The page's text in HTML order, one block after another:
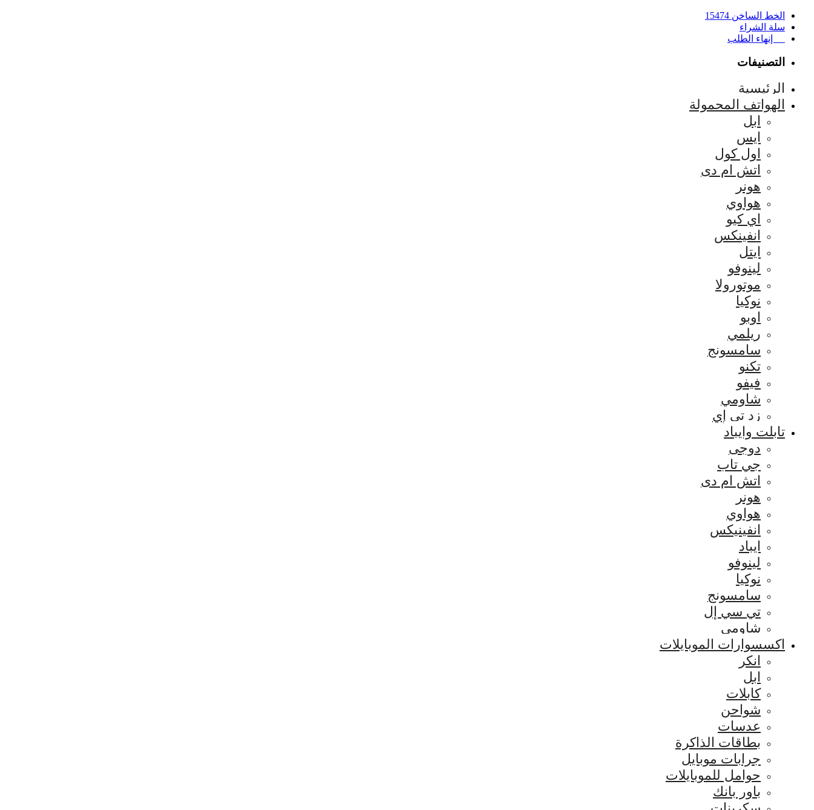
الخط الساخن 15474
سلة الشراء
إنهاء الطلب
التصنيفات
الرئيسية
الهواتف المحمولة
ابل
ايس
اول كول
اتش ام دى
هونر
هواوي
اي كيو
انفينكس
ايتل
لينوفو
موتورولا
نوكيا
اوبو
ريلمي
سامسونج
تكنو
فيفو
شاومي
زد تي إي
تابلت وايباد
دوجى
جي تاب
اتش ام دى
هونر
هواوي
انفينيكس
ايباد
لينوفو
نوكيا
سامسونج
تي سي إل
شاومي
اكسسوارات الموبايلات
انكر
ابل
كابلات
شواحن
عدسات
بطاقات الذاكرة
جرابات موبايل
حوامل للموبايلات
باور بانك